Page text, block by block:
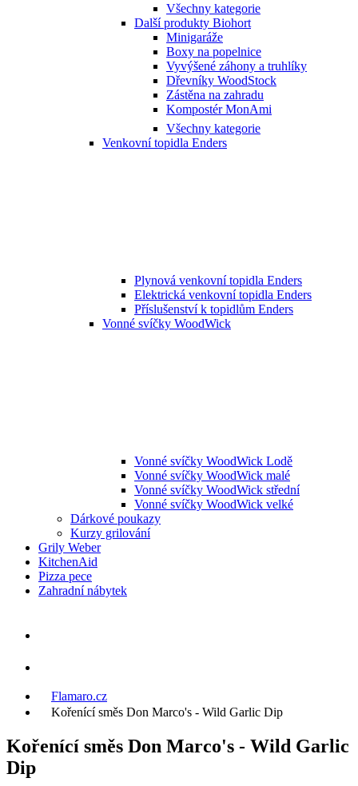
Všechny kategorie
Další produkty Biohort
Minigaráže
Boxy na popelnice
Vyvýšené záhony a truhlíky
Dřevníky WoodStock
Zástěna na zahradu
Kompostér MonAmi
Všechny kategorie
Venkovní topidla Enders
Plynová venkovní topidla Enders
Elektrická venkovní topidla Enders
Příslušenství k topidlům Enders
Vonné svíčky WoodWick
Vonné svíčky WoodWick Lodě
Vonné svíčky WoodWick malé
Vonné svíčky WoodWick střední
Vonné svíčky WoodWick velké
Dárkové poukazy
Kurzy grilování
Grily Weber
KitchenAid
Pizza pece
Zahradní nábytek
Flamaro.cz
Kořenící směs Don Marco's - Wild Garlic Dip
Kořenící směs Don Marco's - Wild Garlic
Dip